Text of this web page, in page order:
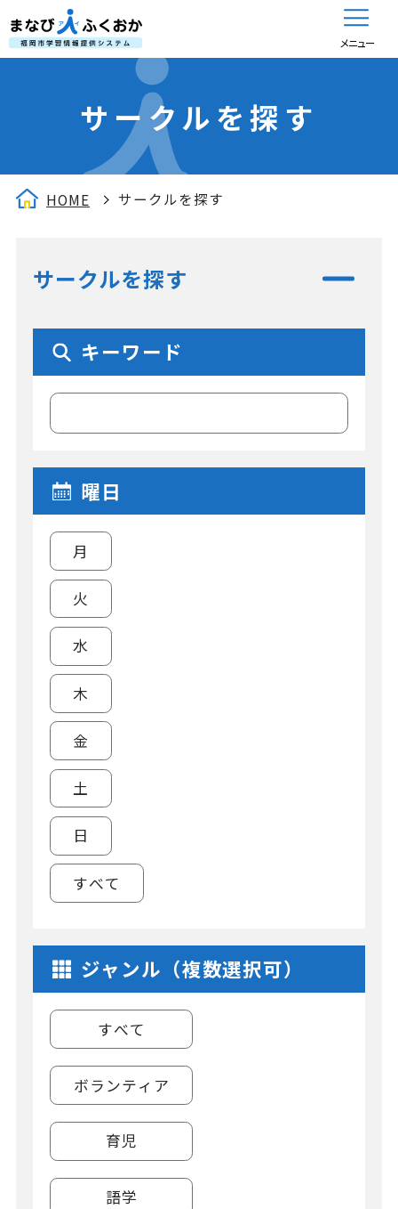
メニュー
サークルを探す
HOME サークルを探す
サークルを探す
キーワード
曜日
月
火
水
木
金
土
日
すべて
ジャンル（複数選択可）
すべて
ボランティア
育児
語学